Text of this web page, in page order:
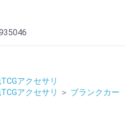
アクセサリ
アクセサリ ＞ ブランクカー